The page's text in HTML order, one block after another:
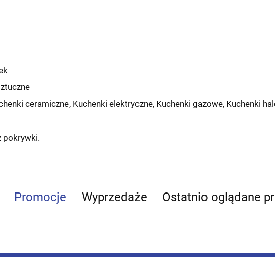
ceramiczne, Kuchenki elektryczne, Kuchenki gazowe, Kuchenki
pokrywki.
Promocje Wyprzedaże Ostatnio oglądane